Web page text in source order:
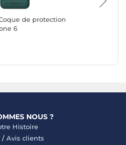
de protection
6
NOUS ?
Histoire
/ Avis clients